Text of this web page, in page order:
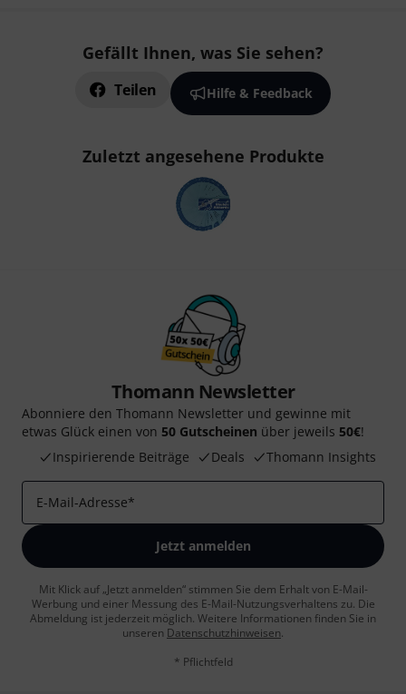
Gefällt Ihnen, was Sie sehen?
Teilen Hilfe & Feedback
Zuletzt angesehene Produkte
Thomann Newsletter
Abonniere den Thomann Newsletter und gewinne mit
etwas Glück einen von 50 Gutscheinen über jeweils 50€!
Inspirierende Beiträge
Deals Thomann Insights
E-Mail-Adresse*
Jetzt anmelden
Mit Klick auf „Jetzt anmelden“ stimmen Sie dem Erhalt von E-Mail-
Werbung und einer Messung des E-Mail-Nutzungsverhaltens zu. Die
Abmeldung ist jederzeit möglich. Weitere Informationen finden Sie in
unseren Datenschutzhinweisen.
* Pflichtfeld